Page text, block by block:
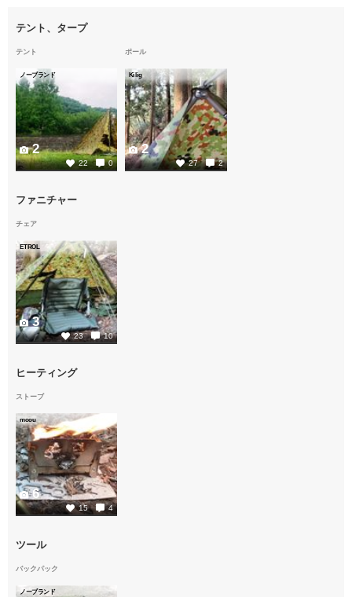
テント、タープ
テント
ノーブランド
22 0
2
ポール
Kilig
27 2
2
ファニチャー
チェア
ETROL
23 10
3
ヒーティング
ストーブ
moou
15 4
6
ツール
バックパック
ノーブランド